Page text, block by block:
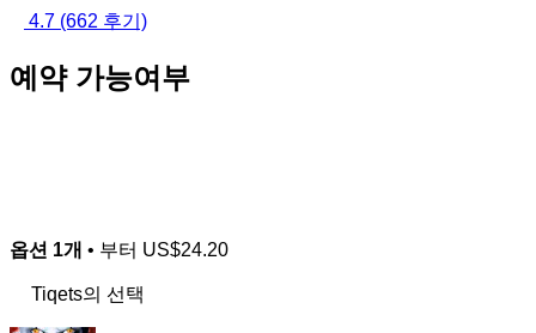
4.7 (662 후기)
예약 가능여부
옵션 1개 • 부터 US$24.20
Tiqets의 선택